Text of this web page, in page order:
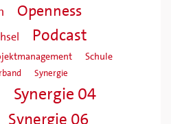
Openness
Podcast
Schule
Synergie
Synergie 04
Synergie 06